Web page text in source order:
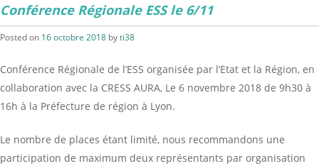
Conférence Régionale ESS le 6/11
Posted on 16 octobre 2018 byti38
Conférence Régionale de l’ESS organisée par l’Etat et la Région, en
collaboration avec la CRESS AURA, Le 6 novembre 2018 de 9h30 à
16h à la Préfecture de région à Lyon.
Le nombre de places étant limité, nous recommandons une
participation de maximum deux représentants par organisation